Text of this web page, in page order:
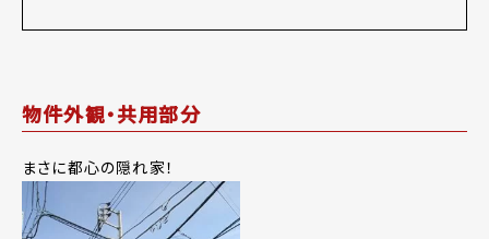
物件外観・共用部分
まさに都心の隠れ家！